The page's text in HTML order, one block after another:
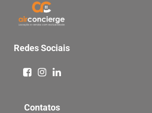
Redes Sociais
Contatos